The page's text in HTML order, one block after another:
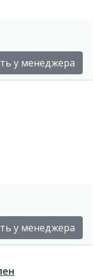
у менеджера
у менеджера